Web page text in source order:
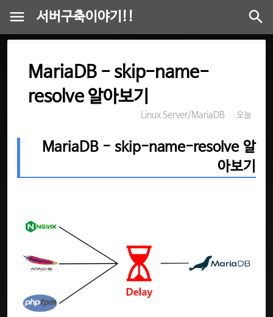
서버구축이야기!!
MariaDB - skip-name-
resolve 알아보기
Linux Server/MariaDB 오늘
MariaDB - skip-name-resolve 알
아보기